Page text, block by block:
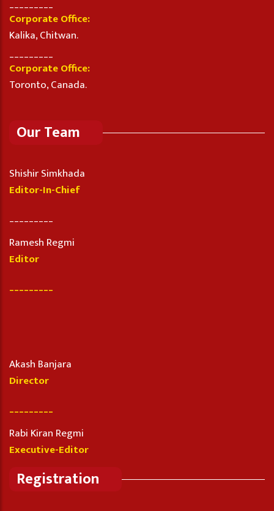
Corporate Office:
Kalika, Chitwan.
Corporate Office:
Toronto, Canada.
Our Team
Shishir Simkhada
Editor-In-Chief
Ramesh Regmi
Editor
_________
Akash Banjara
Director
_________
Rabi Kiran Regmi
Executive-Editor
Registration